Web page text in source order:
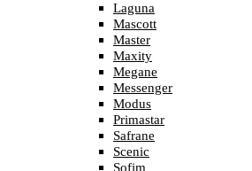
Laguna
Mascott
Master
Maxity
Megane
Messenger
Modus
Primastar
Safrane
Scenic
Sofim